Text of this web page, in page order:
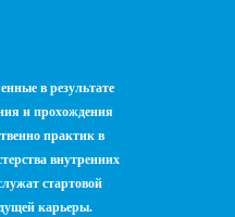
в результате
и прохождения
практик в
внутренних
стартовой
карьеры.